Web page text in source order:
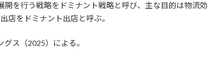
開を行う戦略をドミナント戦略と呼び、主な目的は物流
店をドミナント出店と呼ぶ。
ス（2025）による。